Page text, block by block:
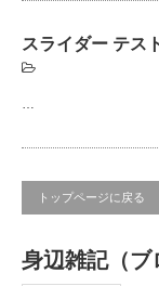
スライダー テス
…
トップページに戻る
身辺雑記（ブ